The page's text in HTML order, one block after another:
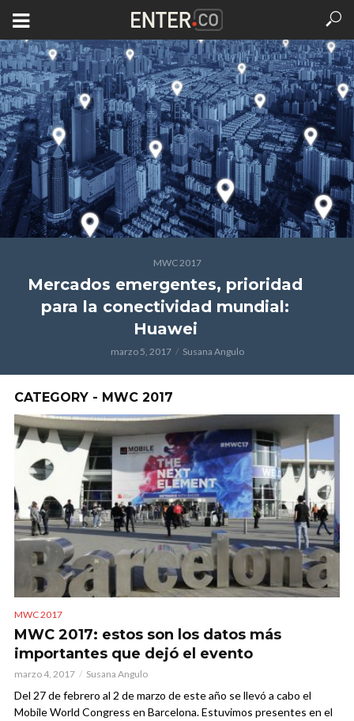
MWC 2017
Mercados emergentes, prioridad
para la conectividad mundial:
Huawei
marzo 5, 2017 Susana Angulo
CATEGORY - MWC 2017
MWC 2017
MWC 2017: estos son los datos más
importantes que dejó el evento
marzo 4, 2017 Susana Angulo
Del 27 de febrero al 2 de marzo de este año se llevó a cabo el
Mobile World Congress en Barcelona. Estuvimos presentes en el